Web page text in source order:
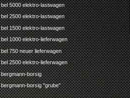
bel 5000 elektro-lastwagen
bel 2500 elektro-lastwagen
bel 1500 elektro-lastwagen
bel 1000 elektro-lieferwagen
bel 750 neuer lieferwagen
bel 2500 elektro-lieferwagen
bergmann-borsig
bergmann-borsig "grube"